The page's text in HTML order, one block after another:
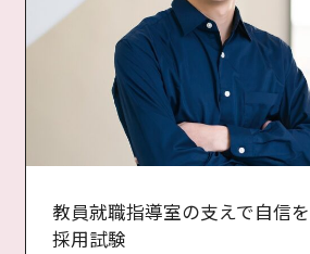
教員就職指導室の支えで自信
採用試験